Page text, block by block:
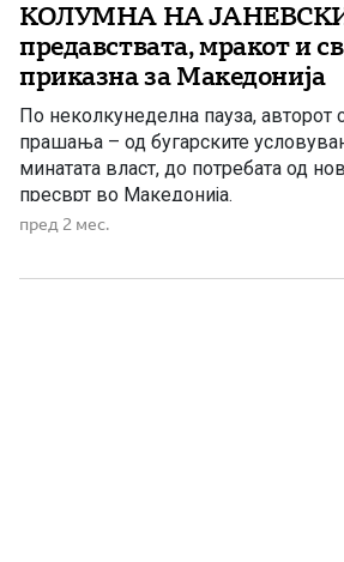
КОЛУМНА НА ЈАНЕВСКИ:
предавствата, мракот и
приказна за Македонија
По неколкунеделна пауза, авторот
прашања – од бугарските
минатата власт, до потребата од
пресврт во Македонија.
пред 2 мес.